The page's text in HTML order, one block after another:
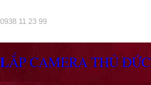
0938 11 23 99
LẮP CAMERA THỦ ĐỨC